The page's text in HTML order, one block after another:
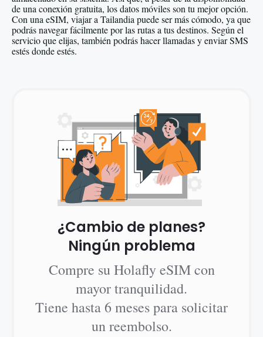
de una conexión gratuita, los datos móviles son tu mejor opción.
Con una eSIM, viajar a Tailandia puede ser más cómodo, ya que
podrás navegar fácilmente por las rutas a tus destinos. Según el
servicio que elijas, también podrás hacer llamadas y enviar SMS
estés donde estés.
¿Cambio de planes?
Ningún problema
Compre su Holafly eSIM con
mayor tranquilidad.
Tiene hasta 6 meses para solicitar
un reembolso.